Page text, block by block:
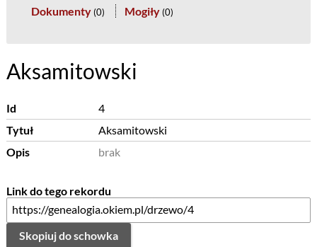
Dokumenty (0) Mogiły (0)
Aksamitowski
Id
4
Tytuł
Aksamitowski
Opis
brak
Link do tego rekordu
Skopiuj do schowka